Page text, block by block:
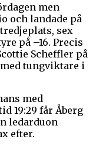
men
och landade på
sex
på –16. Precis
Scheffler på
tungviktare i
med
19:29 får Åberg
ledarduon
efter.